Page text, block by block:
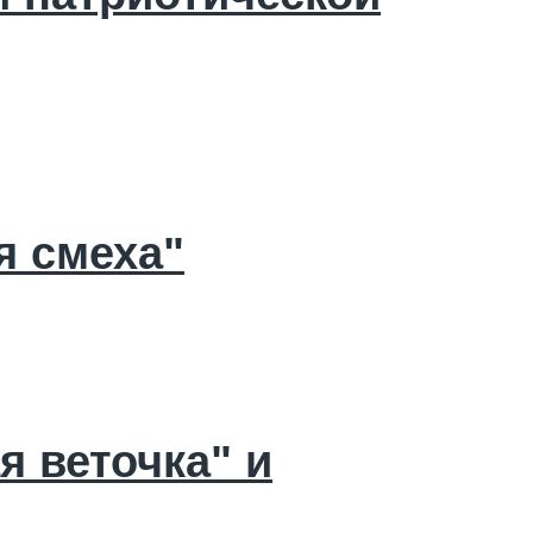
смеха"
веточка" и